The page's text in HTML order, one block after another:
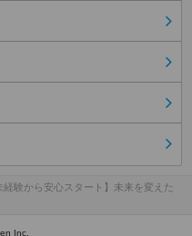
経験から安心スタート】未来を変えた
Inc.